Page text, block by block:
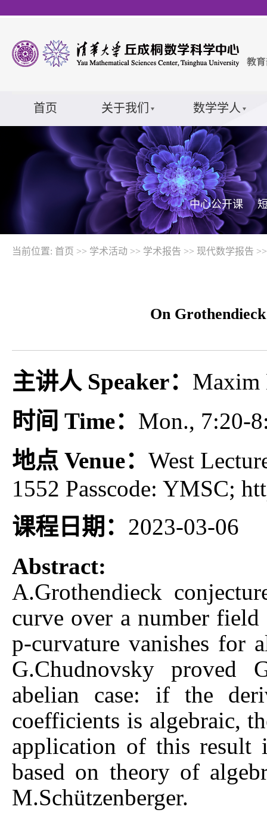
首页 关于我们 数学学人
中心公开课
当前位置: 首页 >> 学术活动 >> 学术报告 >> 现代数学报告
On
主讲人 Speaker： Maxim
时间 Time： Mon., 7:20-
地点 Venue： West
1552 Passcode: YMSC;
课程日期： 2023-03-06
Abstract:
A.Grothendieck
curve over a number
p-curvature vanishes for
G.Chudnovsky proved
abelian case: if the
coefficients is algebraic,
application of this result
based on theory of
M.Schützenberger.